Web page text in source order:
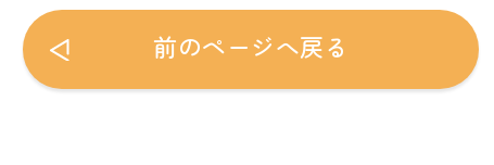
前のページへ戻る